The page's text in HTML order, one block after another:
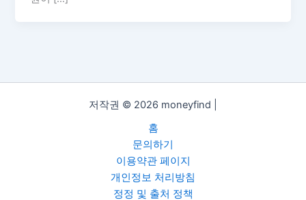
저작권 © 2026 moneyfind |
홈
문의하기
이용약관 페이지
개인정보 처리방침
정정 및 출처 정책